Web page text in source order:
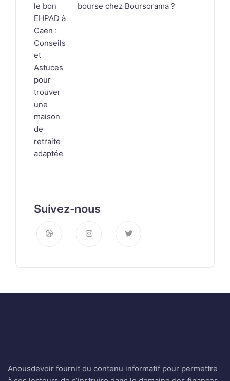
bourse chez Boursorama ?
Suivez-nous
Anousdevoir fournit du contenu informatif pour permettre